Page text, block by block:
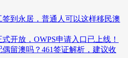
到永居，普通人可以这样移民澳
开放，OWPS申请入口已上线！
留澳吗？461签证解析，建议收